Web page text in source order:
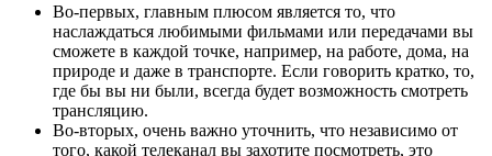
Во-первых, главным плюсом является то, что
наслаждаться любимыми фильмами или передачами вы
сможете в каждой точке, например, на работе, дома, на
природе и даже в транспорте. Если говорить кратко, то,
где бы вы ни были, всегда будет возможность смотреть
трансляцию.
Во-вторых, очень важно уточнить, что независимо от
того, какой телеканал вы захотите посмотреть, это